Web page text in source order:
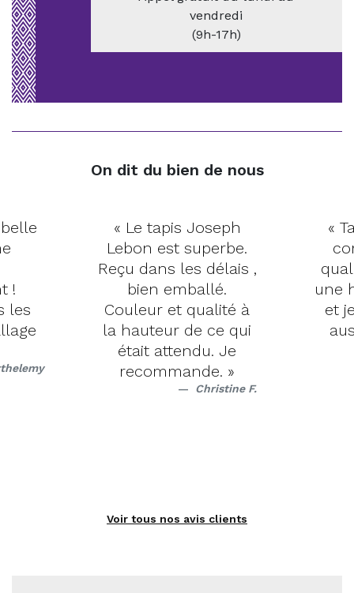
vendredi
(9h-17h)
On dit du bien de nous
!
les
« Le tapis Joseph
Lebon est superbe.
Reçu dans les délais ,
bien emballé.
Couleur et qualité à
la hauteur de ce qui
était attendu. Je
recommande. »
Christine F.
«
une
et
Voir tous nos avis clients